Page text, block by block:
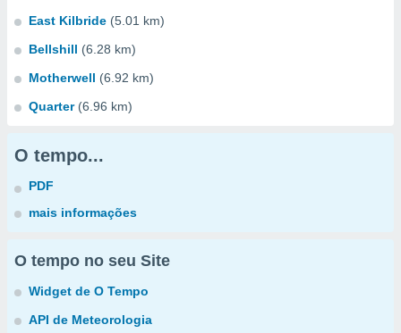
East Kilbride (5.01 km)
Bellshill (6.28 km)
Motherwell (6.92 km)
Quarter (6.96 km)
O tempo...
PDF
mais informações
O tempo no seu Site
Widget de O Tempo
API de Meteorologia